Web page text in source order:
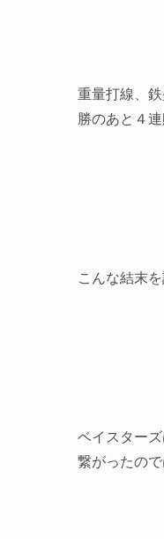
重量打線、
勝のあと４
こんな結末
ベイスター
繋がったの